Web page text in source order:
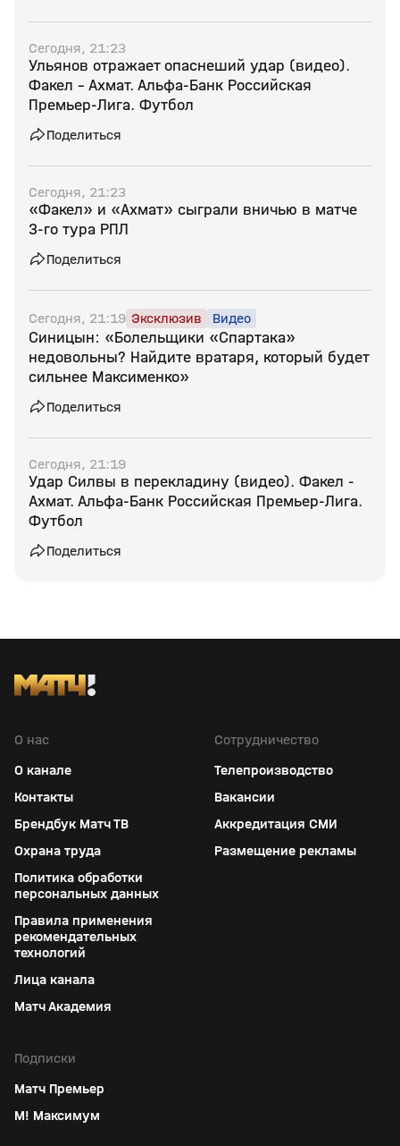
Сегодня, 21:23
Ульянов отражает опаснеший удар (видео).
Факел - Ахмат. Альфа-Банк Российская
Премьер-Лига. Футбол
Поделиться
Сегодня, 21:23
«Факел» и «Ахмат» сыграли вничью в матче
3‑го тура РПЛ
Поделиться
Сегодня, 21:19 Эксклюзив Видео
Синицын: «Болельщики «Спартака»
недовольны? Найдите вратаря, который будет
сильнее Максименко»
Поделиться
Сегодня, 21:19
Удар Силвы в перекладину (видео). Факел -
Ахмат. Альфа-Банк Российская Премьер-Лига.
Футбол
Поделиться
О нас
О канале
Контакты
Брендбук Матч ТВ
Охрана труда
Политика обработки
персональных данных
Правила применения
рекомендательных
технологий
Лица канала
Матч Академия
Сотрудничество
Телепроизводство
Вакансии
Аккредитация СМИ
Размещение рекламы
Подписки
Матч Премьер
М! Максимум